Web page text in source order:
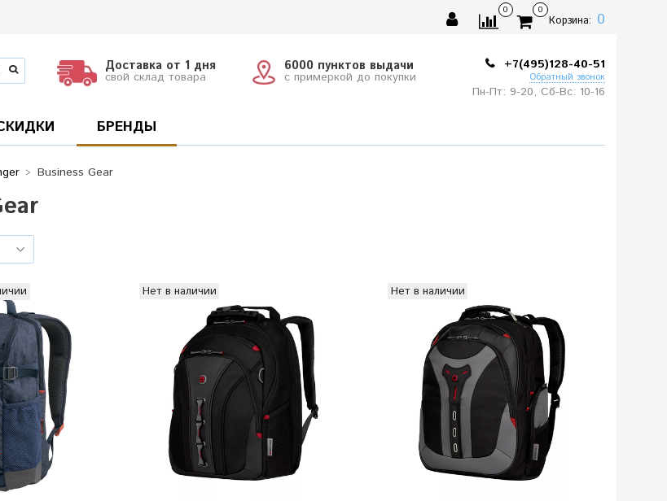
0 0
Корзина: 0
Доставка от 1 дня
свой склад товара
6000 пунктов выдачи
с примеркой до покупки
+7(495)128-40-51
Обратный звонок
Пн-Пт: 9-20, Сб-Вс: 10-16
БРЕНДЫ
Business Gear
Нет в наличии Нет в наличии